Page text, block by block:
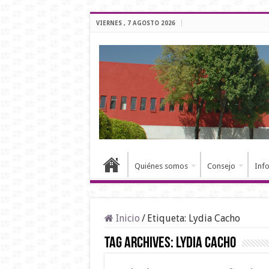
VIERNES , 7 AGOSTO 2026
Quiénes somos Consejo
Inicio / Etiqueta: Lydia Cacho
Tag Archives: Lydia Cacho